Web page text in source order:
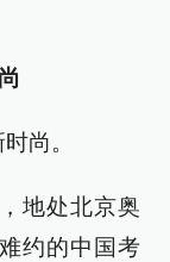
尚。
地处北京奥
约的中国考